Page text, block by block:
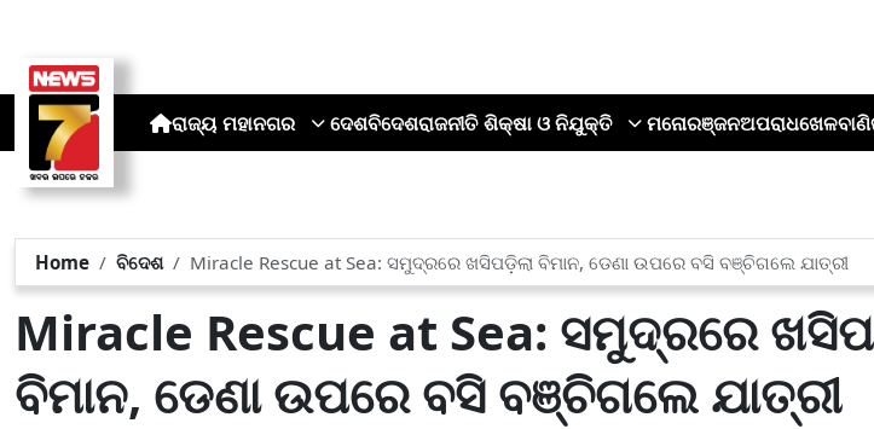
ରାଜ୍ୟ ମହାନଗର ଦେଶବିଦେଶରାଜନୀତି ଶିକ୍ଷା ଓ ନିଯୁକ୍ତି ମନୋରଞ୍ଜନଅପରାଧଖେଳ
Home ବିଦେଶ Miracle Rescue at Sea: ସମୁଦ୍ରରେ ଖସିପଡ଼ିଲା ବିମାନ, ଡେଣା ଉପରେ ବସି ବଞ୍ଚିଗଲେ ଯାତ୍ରୀ
Miracle Rescue at Sea: ସମୁଦ୍ରରେ
ବିମାନ, ଡେଣା ଉପରେ ବସି ବଞ୍ଚିଗଲେ ଯାତ୍ରୀ